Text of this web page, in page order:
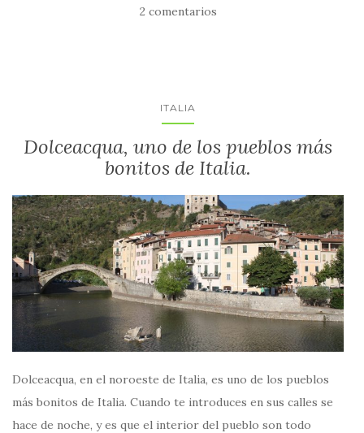
2 comentarios
ITALIA
Dolceacqua, uno de los pueblos más
bonitos de Italia.
Dolceacqua, en el noroeste de Italia, es uno de los pueblos
más bonitos de Italia. Cuando te introduces en sus calles se
hace de noche, y es que el interior del pueblo son todo